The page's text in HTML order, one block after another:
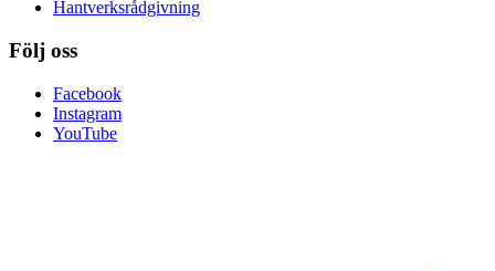
Hantverksrådgivning
Följ oss
Facebook
Instagram
YouTube